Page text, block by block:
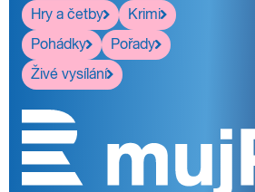
Hry a četby
Krimi
Pohádky
Pořady
Živé vysílání